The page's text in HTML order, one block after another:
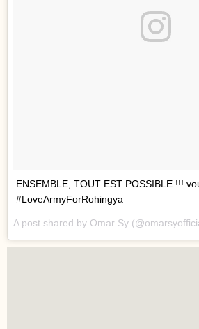
ENSEMBLE, TOUT EST POSSIBLE !!!
#LoveArmyForRohingya
A post shared by Omar Sy